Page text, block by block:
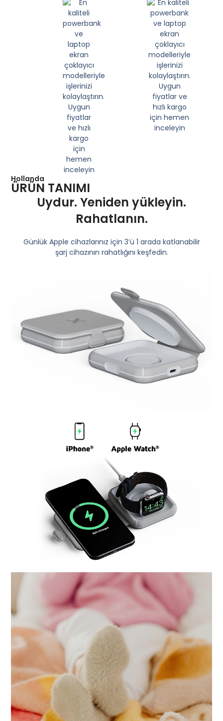
Hollanda
ÜRÜN TANIMI
Uydur. Yeniden yükleyin.
Rahatlanın.
Günlük Apple cihazlarınız için 3’ü 1 arada katlanabilir
şarj cihazının rahatlığını keşfedin.